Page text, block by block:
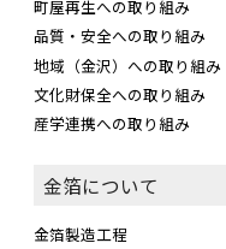
町屋再生への取り組み
品質・安全への取り組み
地域（金沢）への取り組み
文化財保全への取り組み
産学連携への取り組み
金箔について
金箔製造工程